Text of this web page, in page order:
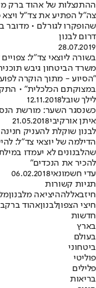
ההתנצלות של אהוד ברק
צה"ל הפתיע את צד"ל ויצא
שהופקרו לגורלם • מדובר
דרום לבנון
28.07.2019
בשורה ליוצאי צד"ל:
משרד הביטחון גיבש
"הסיוע - מתוך הוקרה
במצוקתם הכלכלית" • התקציב: 150
לילך שובל12.11.2018
כשנסגר השער: מורשת
איתן אורקיבי21.05.2018
לבנון שוקלת להעניק
הדילמה של יוצאי צד"ל:
להכיר את הנכדים"
עדי חשמונאי06.02.2018
תגיות קשורות
חיזבאללההיציאה מלבנון
חיצי הצפוןלבנוןאהוד ברק
חדשות
בארץ
בעולם
ביטחוני
פוליטי
פלילים
בריאות